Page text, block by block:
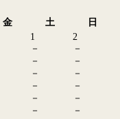
金 土
日
1
－
－
－
－
－
－
2
－
－
－
－
－
－